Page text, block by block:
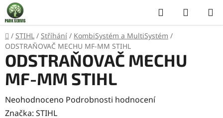
Přejít
na
obsah
Hledat
KOŠÍK
Domů
/ STIHL / Stříhání / KombiSystém a MultiSystém /
ODSTRAŇOVAČ MECHU MF-MM STIHL
ODSTRAŇOVAČ MECHU
MF-MM STIHL
Průměrné
hodnocení
Neohodnoceno Podrobnosti hodnocení
Značka: STIHL